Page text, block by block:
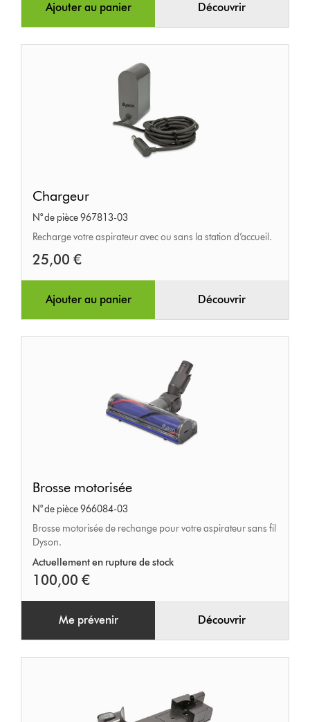
Ajouter au panier Découvrir
Chargeur
N° de pièce 967813-03
Recharge votre aspirateur avec ou sans la station d’accueil.
25,00 €
Ajouter au panier Découvrir
motorisée
Brosse motorisée
N° de pièce 966084-03
Brosse motorisée de rechange pour votre aspirateur sans fil
Dyson.
Actuellement en rupture de stock
100,00 €
Me prévenir Découvrir